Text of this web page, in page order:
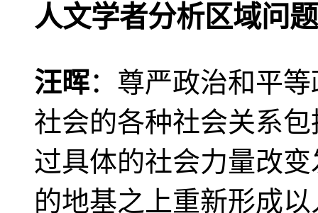
人文学者分析区域问题
汪晖：尊严政治和平
社会的各种社会关系
过具体的社会力量改
的地基之上重新形成